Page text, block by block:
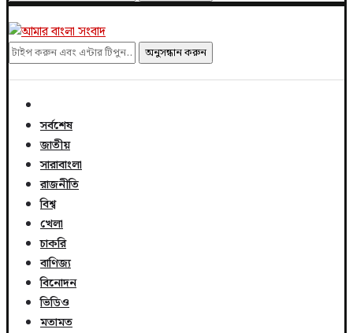
অনুসন্ধান করুন
সর্বশেষ
জাতীয়
সারাবাংলা
রাজনীতি
বিশ্ব
খেলা
চাকরি
বাণিজ্য
বিনোদন
ভিডিও
মতামত